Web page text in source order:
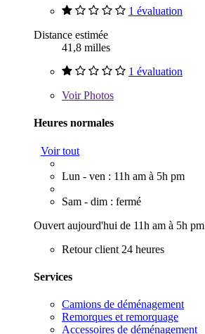
1 évaluation
Distance estimée
41,8 milles
1 évaluation
VoirPhotos
Heures normales
Voir tout
Lun - ven : 11h am à 5h pm
Sam - dim : fermé
Ouvert aujourd'hui de 11h am à 5h pm
Retour client 24 heures
Services
Camions de déménagement
Remorques et remorquage
Accessoires de déménagement